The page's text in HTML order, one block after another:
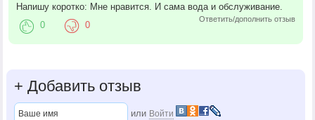
Напишу коротко: Мне нравится. И сама вода и обслуживание.
Ответить/дополнить отзыв
0 0
+ Добавить отзыв
или Войти